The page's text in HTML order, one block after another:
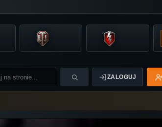
ZALOGUJ